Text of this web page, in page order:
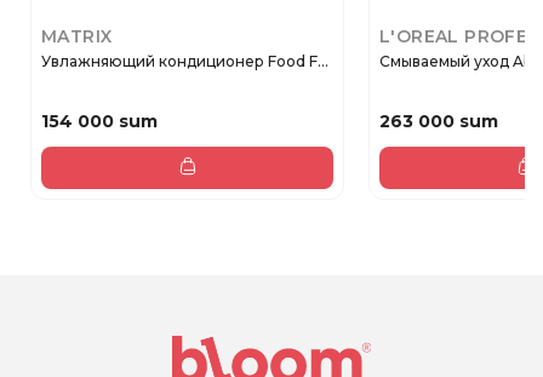
MATRIX
Увлажняющий кондиционер Food F...
154 000 sum
L'OREAL
Смываемый уход
263 000 sum